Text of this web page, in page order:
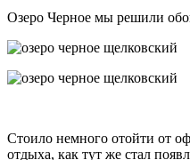
Озеро Черное мы решили
Стоило немного отойти от
отдыха, как тут же стал